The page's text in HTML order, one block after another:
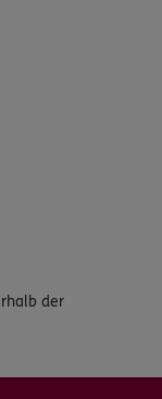
der